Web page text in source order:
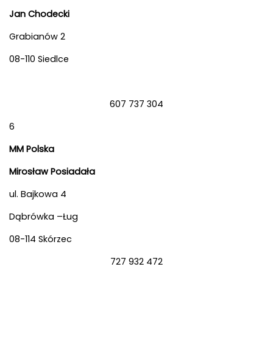
Jan Chodecki
Grabianów 2
08-110 Siedlce
607 737 304
6
MM Polska
Mirosław Posiadała
ul. Bajkowa 4
Dąbrówka –Ług
08-114 Skórzec
727 932 472